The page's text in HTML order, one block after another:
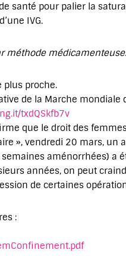
santé pour palier la
IVG.
méthode
plus proche.
de la Marche
txdQSkfb7v
que le droit des
», vendredi 20 mars, un
aménorrhées) a
années, on peut
de certaines
: